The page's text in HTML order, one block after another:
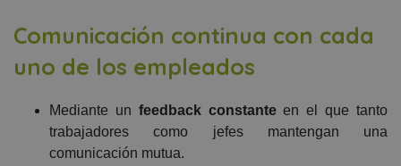
Comunicación continua con cada
uno de los empleados
Mediante un feedbackconstanteen el que tanto
trabajadores como jefes mantengan una
comunicación mutua.